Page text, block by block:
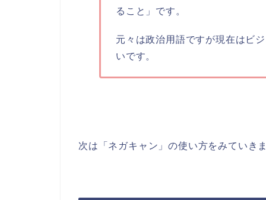
ること」です。
元々は政治用語ですが現在はビ
いです。
次は「ネガキャン」の使い方をみていき